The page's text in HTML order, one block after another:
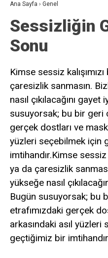
Ana Sayfa › Genel
Sessizliğin
Sonu
Kimse sessiz
çaresizlik sanmasın.
nasıl çıkılacağını
susuyorsak; bu bir geri
gerçek dostları ve
yüzleri seçebilmek için
imtihandır.Kimse sessiz
ya da çaresizlik
yükseğe nasıl
Bugün susuyorsak; bu
etrafımızdaki gerçek
arkasındaki asıl yüzleri
geçtiğimiz bir